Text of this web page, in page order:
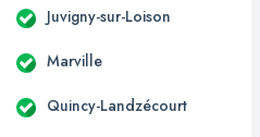
Juvigny-sur-Loison
Marville
Quincy-Landzécourt